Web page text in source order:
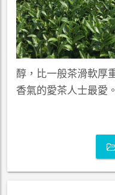
醇，比一般茶滑軟厚
香氣的愛茶人士最愛。